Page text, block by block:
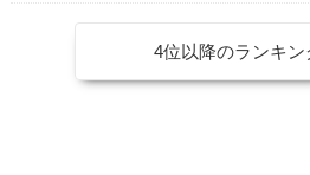
4位以降のランキン